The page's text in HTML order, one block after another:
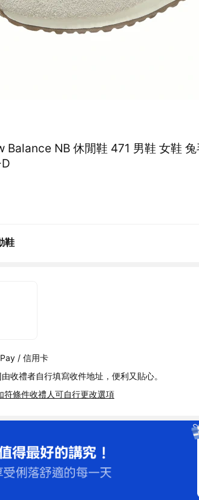
Balance NB 休閒鞋 471 男鞋 女鞋
鞋
/ 信用卡
收禮者自行填寫收件地址，便利又貼心。
符條件收禮人可自行更改選項